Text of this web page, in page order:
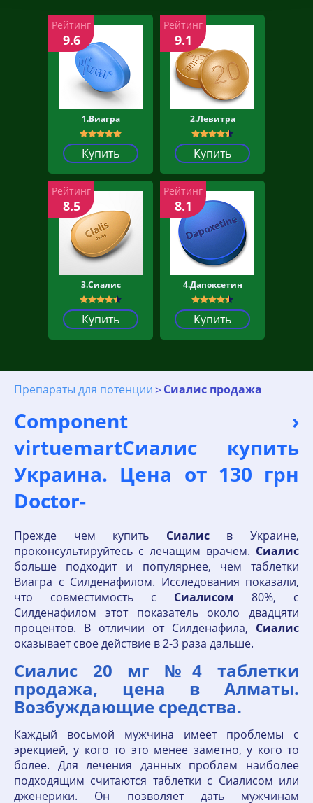
1.Виагра
Купить
Рейтинг
9.6
2.Левитра
Купить
Рейтинг
9.1
3.Сиалис
Купить
Рейтинг
8.5
4.Дапоксетин
Купить
Рейтинг
8.1
Препараты для потенции Сиалис продажа
Component ›
virtuemartСиалис купить
Украина. Цена от 130 грн
Doctor-
Прежде чем купить Сиалисв Украине,
проконсультируйтесь с лечащим врачем. Сиалис
больше подходит и популярнее, чем таблетки
Виагра с Силденафилом. Исследования показали,
что совместимость с Сиалисом 80%, с
Силденафилом этот показатель около двадцяти
процентов. В отличии от Силденафила, Сиалис
оказывает свое действие в 2-3 раза дальше.
Сиалис 20 мг №4 таблетки
продажа, цена в Алматы.
Возбуждающие средства.
Каждый восьмой мужчина имеет проблемы с
эрекцией, у кого то это менее заметно, у кого то
более. Для лечения данных проблем наиболее
подходящим считаются таблетки с Сиалисом или
дженерики. Он позволяет дать мужчинам